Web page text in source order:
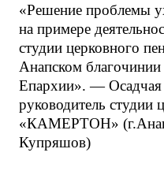
«Решение проблемы
на примере
студии церковного
Анапском
Епархии». —
руководитель студии
«КАМЕРТОН»
Купряшов)